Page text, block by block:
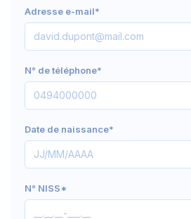
Adresse e-mail*
N° de téléphone*
Date de naissance*
N° NISS*